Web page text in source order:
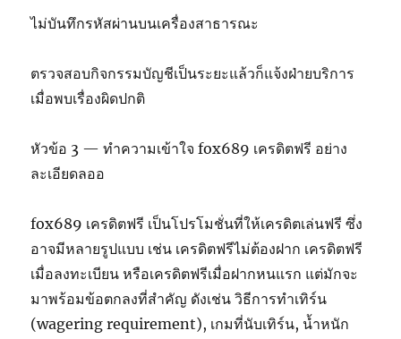
ไม่บันทึกรหัสผ่านบนเครื่องสาธารณะ
ตรวจสอบกิจกรรมบัญชีเป็นระยะแล้วก็แจ้งฝ่ายบริการ
เมื่อพบเรื่องผิดปกติ
หัวข้อ 3 — ทำความเข้าใจ fox689 เครดิตฟรี อย่าง
ละเอียดลออ
fox689 เครดิตฟรี เป็นโปรโมชั่นที่ให้เครดิตเล่นฟรี ซึ่ง
อาจมีหลายรูปแบบ เช่น เครดิตฟรีไม่ต้องฝาก เครดิตฟรี
เมื่อลงทะเบียน หรือเครดิตฟรีเมื่อฝากหนแรก แต่มักจะ
มาพร้อมข้อตกลงที่สำคัญ ดังเช่น วิธีการทำเทิร์น
(wagering requirement), เกมที่นับเทิร์น, น้ำหนัก